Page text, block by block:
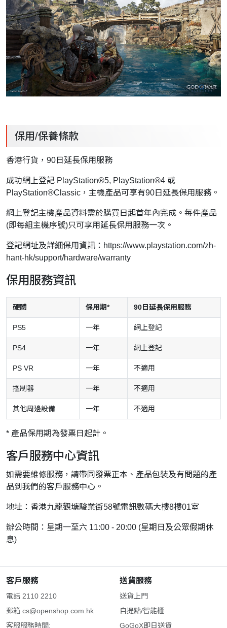
保用/保養條款
香港行貨，90日延長保用服務
成功網上登記 PlayStation®5, PlayStation®4 或
PlayStation®Classic，主機產品可享有90日延長保用服務。
網上登記主機產品資料需於購買日起首年內完成。每件產品
(即每組主機序號)只可享用延長保用服務一次。
登記網址及詳細保用資訊： https://www.playstation.com/zh-
hant-hk/support/hardware/warranty
保用服務資訊
硬體 保用期* 90日延長保用服務
PS5 一年 網上登記
PS4 一年 網上登記
PS VR 一年 不適用
控制器 一年 不適用
其他周邊設備 一年 不適用
* 產品保用期為發票日起計。
客戶服務中心資訊
如需要維修服務，請帶同發票正本、產品包裝及有問題的產
品到我們的客戶服務中心。
地址：香港九龍觀塘駿業街58號電訊數碼大樓8樓01室
辦公時間：星期一至六 11:00 - 20:00 (星期日及公眾假期休
息)
客戶服務
電話 2110 2210
郵箱 cs@openshop.com.hk
客服服務時間:
送貨服務
送貨上門
自提點/智能櫃
GoGoX即日送貨